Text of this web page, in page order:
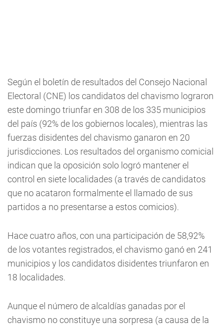
Según el boletín de resultados del Consejo Nacional
Electoral (CNE) los candidatos del chavismo lograron
este domingo triunfar en 308 de los 335 municipios
del país (92% de los gobiernos locales), mientras las
fuerzas disidentes del chavismo ganaron en 20
jurisdicciones. Los resultados del organismo comicial
indican que la oposición solo logró mantener el
control en siete localidades (a través de candidatos
que no acataron formalmente el llamado de sus
partidos a no presentarse a estos comicios).
Hace cuatro años, con una participación de 58,92%
de los votantes registrados, el chavismo ganó en 241
municipios y los candidatos disidentes triunfaron en
18 localidades.
Aunque el número de alcaldías ganadas por el
chavismo no constituye una sorpresa (a causa de la